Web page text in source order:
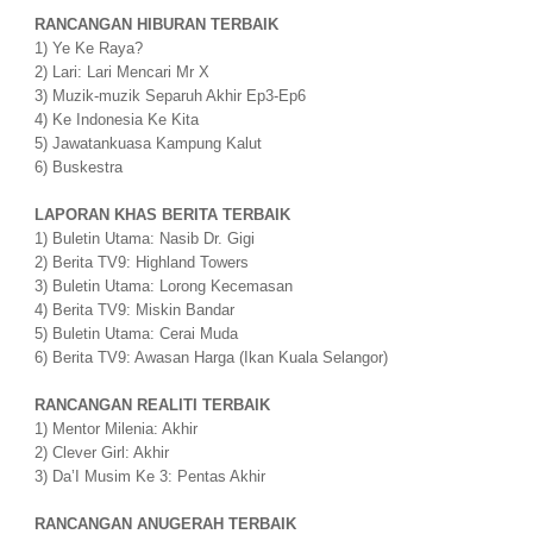
RANCANGAN HIBURAN TERBAIK
1) Ye Ke Raya?
2) Lari: Lari Mencari Mr X
3) Muzik-muzik Separuh Akhir Ep3-Ep6
4) Ke Indonesia Ke Kita
5) Jawatankuasa Kampung Kalut
6) Buskestra
LAPORAN KHAS BERITA TERBAIK
1) Buletin Utama: Nasib Dr. Gigi
2) Berita TV9: Highland Towers
3) Buletin Utama: Lorong Kecemasan
4) Berita TV9: Miskin Bandar
5) Buletin Utama: Cerai Muda
6) Berita TV9: Awasan Harga (Ikan Kuala Selangor)
RANCANGAN REALITI TERBAIK
1) Mentor Milenia: Akhir
2) Clever Girl: Akhir
3) Da’I Musim Ke 3: Pentas Akhir
RANCANGAN ANUGERAH TERBAIK